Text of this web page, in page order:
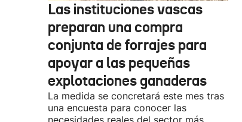
Las instituciones vascas
preparan una compra
conjunta de forrajes para
apoyar a las pequeñas
explotaciones ganaderas
La medida se concretará este mes tras
una encuesta para conocer las
necesidades reales del sector más